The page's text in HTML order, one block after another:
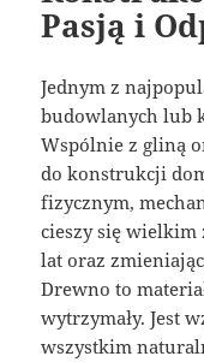
Pasją i
Jednym z
budowlanych lub
Wspólnie z gliną
do konstrukcji
fizycznym,
cieszy się wielkim
lat oraz
Drewno to
wytrzymały. Jest
wszystkim